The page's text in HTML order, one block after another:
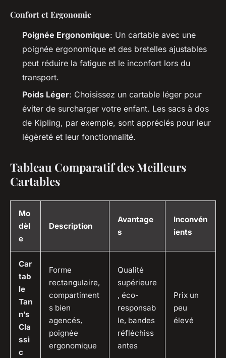
Confort et Ergonomie
Poignée Ergonomique: Un cartable avec une
poignée ergonomique et des bretelles ajustables
peut réduire la fatigue et le inconfort lors du
transport.
Poids Léger: Choisissez un cartable léger pour
éviter de surcharger votre enfant. Les sacs à dos
de Kipling, par exemple, sont appréciés pour leur
légèreté et leur fonctionnalité.
Tableau Comparatif des Meilleurs
Cartables
Mo
dèl
e
Description
Avantage
s
Inconvén
ients
Car
tab
le
Tan
n’s
Cla
ssi
c
Forme
rectangulaire,
compartiment
s bien
agencés,
poignée
ergonomique
Qualité
supérieure
, éco-
responsab
le, bandes
réfléchiss
antes
Prix un
peu
élevé